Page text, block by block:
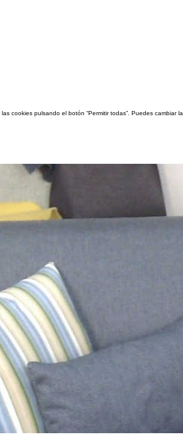
cookies pulsando el botón “Permitir todas”. Puedes cambiar la